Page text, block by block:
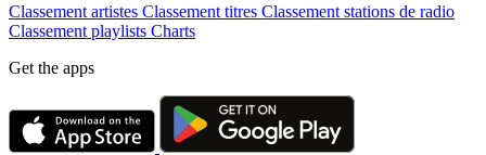
Classement artistes Classement titres Classement stations de radio
Classement playlists Charts
Get the apps